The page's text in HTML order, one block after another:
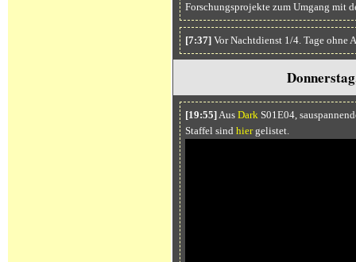
Forschungsprojekte zum Umgang mit
[7:37]Vor Nachtdienst 1/4. Tage ohne
[19:55]Aus Dark S01E04,
Staffel sind hiergelistet.